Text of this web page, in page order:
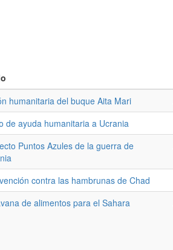
humanitaria del buque Aita Mari
de ayuda humanitaria a Ucrania
Puntos Azules de la guerra de
contra las hambrunas de Chad
de alimentos para el Sahara